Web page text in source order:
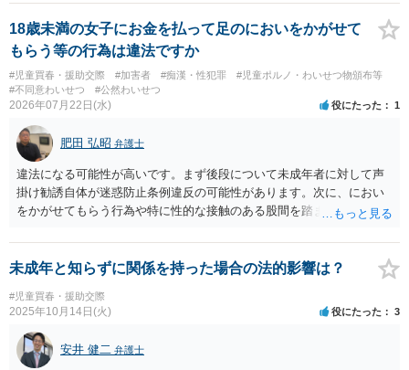
18歳未満の女子にお金を払って足のにおいをかがせて
もらう等の行為は違法ですか
#児童買春・援助交際 #加害者 #痴漢・性犯罪
#児童ポルノ・わいせつ物頒布等
#不同意わいせつ
#公然わいせつ
2026年07月22日(水) 役にたった 1
肥田 弘昭 弁護士
違法になる可能性が高いです。まず後段について未成年者に対して声
掛け勧誘自体が迷惑防止条例違反の可能性があります。次に、におい
をかがせてもらう行為や特に性的な接触のある股間を踏ませる行為
条例違反などに該当する可能性が高いです。ご参考にしてください。
未成年と知らずに関係を持った場合の法的影響は？
#児童買春・援助交際
2025年10月14日(火) 役にたった 3
安井 健二 弁護士